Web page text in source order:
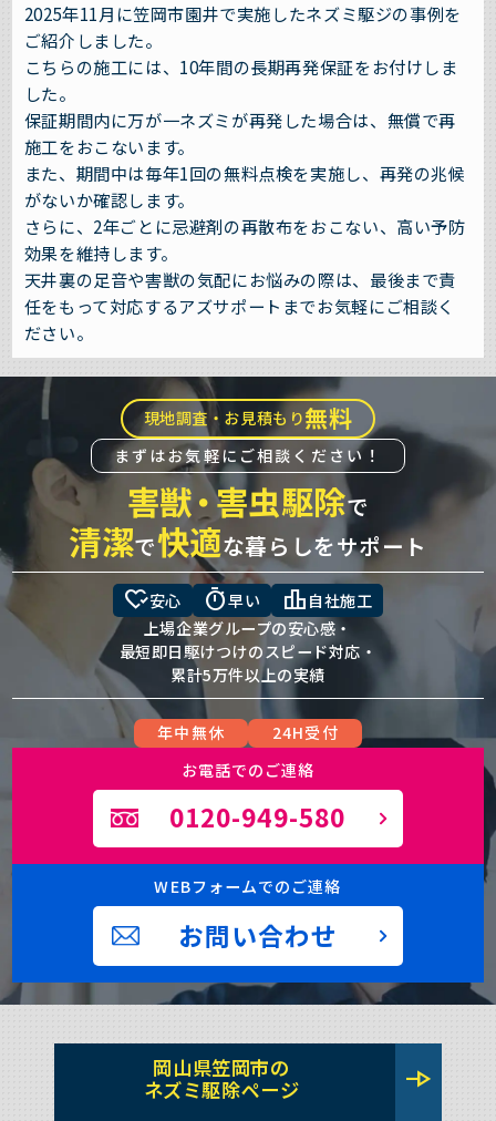
2025年11月に笠岡市園井で実施したネズミ駆ジの事例を
ご紹介しました。
こちらの施工には、10年間の長期再発保証をお付けしま
した。
保証期間内に万が一ネズミが再発した場合は、無償で再
施工をおこないます。
また、期間中は毎年1回の無料点検を実施し、再発の兆候
がないか確認します。
さらに、2年ごとに忌避剤の再散布をおこない、高い予防
効果を維持します。
天井裏の足音や害獣の気配にお悩みの際は、最後まで責
任をもって対応するアズサポートまでお気軽にご相談く
ださい。
現地調査・お見積もり無料
まずはお気軽にご相談ください！
害獣・害虫駆除で
清潔で快適な暮らしをサポート
heart_check安心 timer早い leaderboard 自社施工
上場企業グループの安心感・
最短即日駆けつけのスピード対応・
累計5万件以上の実績
年中無休
24H受付
お電話でのご連絡
0120-949-580
WEBフォームでのご連絡
お問い合わせ
岡山県笠岡市の
ネズミ駆除ページ
line_end_arrow